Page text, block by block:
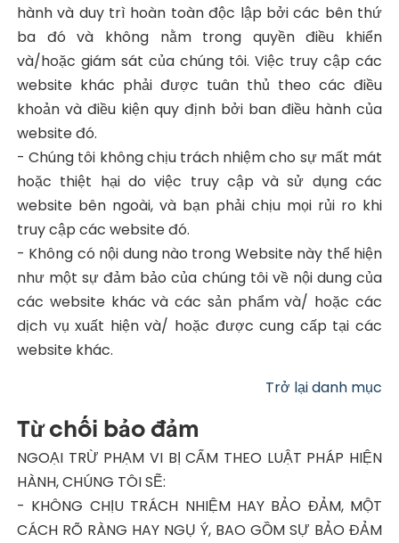
hành và duy trì hoàn toàn độc lập bởi các bên thứ
ba đó và không nằm trong quyền điều khiển
và/hoặc giám sát của chúng tôi. Việc truy cập các
website khác phải được tuân thủ theo các điều
khoản và điều kiện quy định bởi ban điều hành của
website đó.
- Chúng tôi không chịu trách nhiệm cho sự mất mát
hoặc thiệt hại do việc truy cập và sử dụng các
website bên ngoài, và bạn phải chịu mọi rủi ro khi
truy cập các website đó.
- Không có nội dung nào trong Website này thể hiện
như một sự đảm bảo của chúng tôi về nội dung của
các website khác và các sản phẩm và/ hoặc các
dịch vụ xuất hiện và/ hoặc được cung cấp tại các
website khác.
Trở lại danh mục
Từ chối bảo đảm
NGOẠI TRỪ PHẠM VI BỊ CẤM THEO LUẬT PHÁP HIỆN
HÀNH, CHÚNG TÔI SẼ:
- KHÔNG CHỊU TRÁCH NHIỆM HAY BẢO ĐẢM, MỘT
CÁCH RÕ RÀNG HAY NGỤ Ý, BAO GỒM SỰ BẢO ĐẢM